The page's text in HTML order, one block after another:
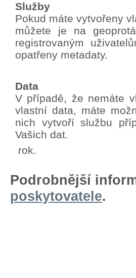
Služby
Pokud máte vytvořeny
můžete je na
registrovaným
opatřeny metadaty.
Data
V případě, že nemáte
vlastní data, máte
nich vytvoří službu
Vašich dat.
rok.
Podrobnější
poskytovatele.